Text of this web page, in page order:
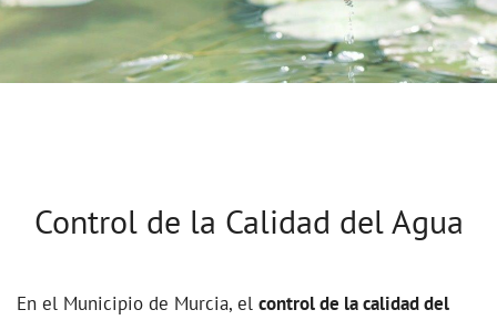
Control de la Calidad del Agua
En el Municipio de Murcia, el control de la calidad del